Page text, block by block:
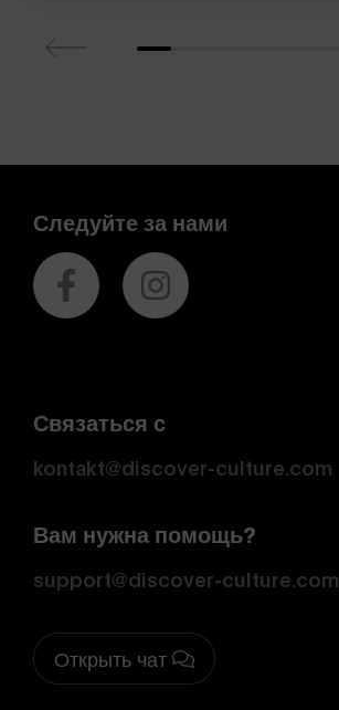
Следуйте за нами
Связаться с
kontakt@discover-culture.com
Вам нужна помощь?
support@discover-culture.com
Открыть чат